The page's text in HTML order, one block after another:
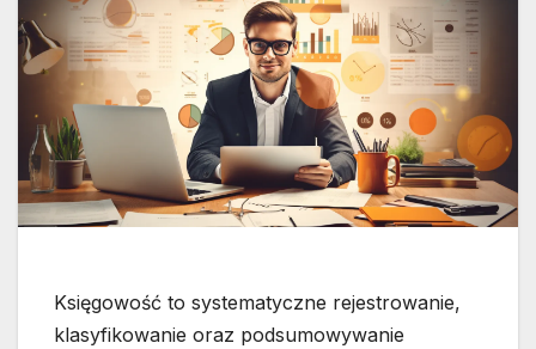
Księgowość to systematyczne rejestrowanie,
klasyfikowanie oraz podsumowywanie